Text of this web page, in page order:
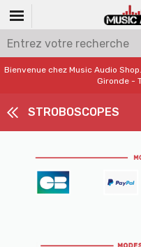
Bienvenue chez Music Audio
Gironde -
STROBOSCOPES